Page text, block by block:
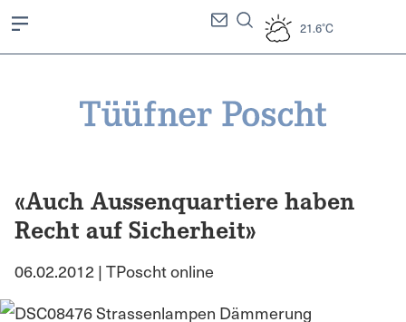
21.6°C
«Auch Aussenquartiere haben
Recht auf Sicherheit»
06.02.2012 | TPoscht online